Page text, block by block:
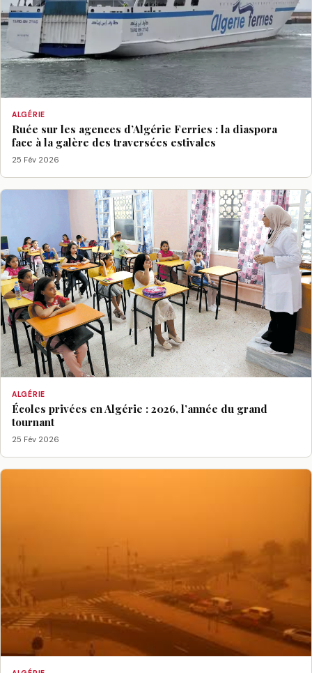
ALGÉRIE
Ruée sur les agences d’Algérie Ferries : la diaspora
face à la galère des traversées estivales
25 Fév 2026
ALGÉRIE
Écoles privées en Algérie : 2026, l’année du grand
tournant
25 Fév 2026